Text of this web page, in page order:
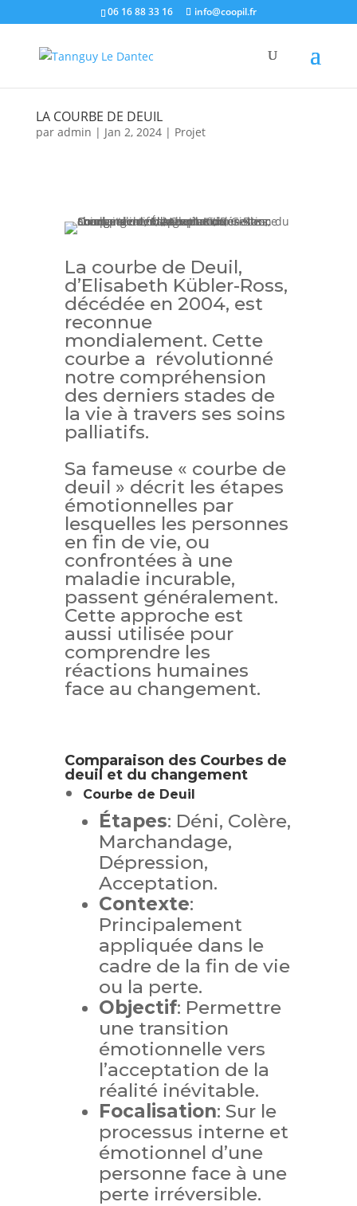
06 16 88 33 16 info@coopil.fr
LA COURBE DE DEUIL
par admin | Jan 2, 2024| Projet
La courbe de Deuil,
d’Elisabeth Kübler-Ross,
décédée en 2004, est
reconnue
mondialement. Cette
courbe a révolutionné
notre compréhension
des derniers stades de
la vie à travers ses soins
palliatifs.
Sa fameuse « courbe de
deuil » décrit les étapes
émotionnelles par
lesquelles les personnes
en fin de vie, ou
confrontées à une
maladie incurable,
passent généralement.
Cette approche est
aussi utilisée pour
comprendre les
réactions humaines
face au changement.
Comparaison des Courbes de
deuil et du changement
Courbe de Deuil
Étapes: Déni, Colère,
Marchandage,
Dépression,
Acceptation.
Contexte:
Principalement
appliquée dans le
cadre de la fin de vie
ou la perte.
Objectif: Permettre
une transition
émotionnelle vers
l’acceptation de la
réalité inévitable.
Focalisation: Sur le
processus interne et
émotionnel d’une
personne face à une
perte irréversible.